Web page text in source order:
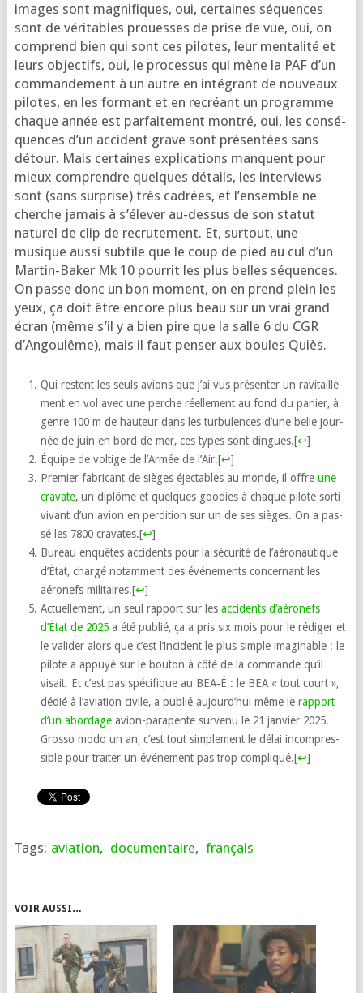
images sont magni­fiques, oui, cer­taines séquences
sont de véri­tables prouesses de prise de vue, oui, on
com­prend bien qui sont ces pilotes, leur men­ta­li­té et
leurs objec­tifs, oui, le pro­ces­sus qui mène la PAF d’un
com­man­de­ment à un autre en inté­grant de nou­veaux
pilotes, en les for­mant et en recréant un pro­gramme
chaque année est par­fai­te­ment mon­tré, oui, les consé­
quences d’un acci­dent grave sont pré­sen­tées sans
détour. Mais cer­taines expli­ca­tions manquent pour
mieux com­prendre quelques détails, les inter­views
sont (sans sur­prise) très cadrées, et l’en­semble ne
cherche jamais à s’é­le­ver au-des­sus de son sta­tut
natu­rel de clip de recru­te­ment. Et, sur­tout, une
musique aus­si sub­tile que le coup de pied au cul d’un
Martin-Baker Mk 10 pour­rit les plus belles séquences.
On passe donc un bon moment, on en prend plein les
yeux, ça doit être encore plus beau sur un vrai grand
écran (même s’il y a bien pire que la salle 6 du CGR
d’Angoulême), mais il faut pen­ser aux boules Quiès.
Qui res­tent les seuls avions que j’ai vus pré­sen­ter un ravi­taille­
ment en vol avec une perche réel­le­ment au fond du panier, à
genre 100 m de hau­teur dans les tur­bu­lences d’une belle jour­
née de juin en bord de mer, ces types sont dingues.[↩]
Équipe de vol­tige de l’Armée de l’Air.[↩]
Premier fabri­cant de sièges éjec­tables au monde, il offre une
cra­vate, un diplôme et quelques goo­dies à chaque pilote sor­ti
vivant d’un avion en per­di­tion sur un de ses sièges. On a pas­
sé les 7800 cra­vates.[↩]
Bureau enquêtes acci­dents pour la sécu­ri­té de l’aé­ro­nau­tique
d’État, char­gé notam­ment des évé­ne­ments concer­nant les
aéro­nefs mili­taires.[↩]
Actuellement, un seul rap­port sur les acci­dents d’aé­ro­nefs
d’État de 2025a été publié, ça a pris six mois pour le rédi­ger et
le vali­der alors que c’est l’in­ci­dent le plus simple ima­gi­nable : le
pilote a appuyé sur le bou­ton à côté de la com­mande qu’il
visait. Et c’est pas spé­ci­fique au BEA‑É : le BEA « tout court »,
dédié à l’a­via­tion civile, a publié aujourd’­hui même le rap­port
d’un abor­dageavion-para­pente sur­ve­nu le 21 jan­vier 2025.
Grosso modo un an, c’est tout sim­ple­ment le délai incom­pres­
sible pour trai­ter un évé­ne­ment pas trop com­pli­qué.[↩]
Tags: aviation, documentaire, français
VOIR AUSSI…